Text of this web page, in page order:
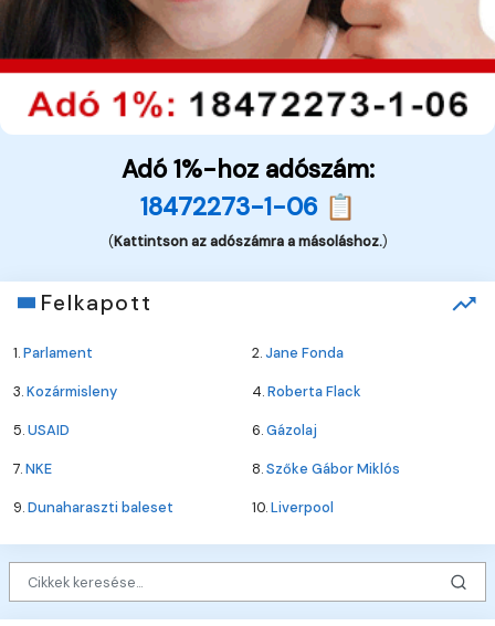
Adó 1%-hoz adószám:
18472273-1-06 📋
(Kattintson az adószámra a másoláshoz.)
Felkapott
1.Parlament 2.Jane Fonda
3.Kozármisleny 4.Roberta Flack
5.USAID 6.Gázolaj
7.NKE 8.Szőke Gábor Miklós
9.Dunaharaszti baleset 10.Liverpool